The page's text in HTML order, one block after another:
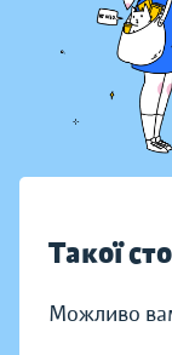
Такої
Можливо